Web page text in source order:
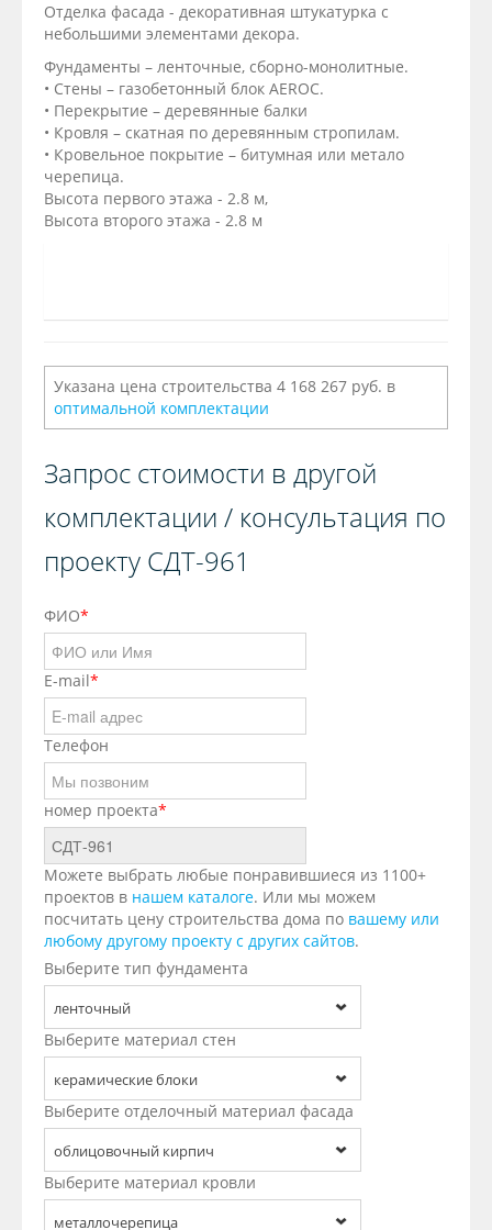
Отделка фасада - декоративная штукатурка с
небольшими элементами декора.
Фундаменты – ленточные, сборно-монолитные.
• Стены – газобетонный блок AEROC.
• Перекрытие – деревянные балки
• Кровля – скатная по деревянным стропилам.
• Кровельное покрытие – битумная или метало
черепица.
Высота первого этажа - 2.8 м,
Высота второго этажа - 2.8 м
Указана цена строительства 4 168 267 руб. в
оптимальной комплектации
Запрос стоимости в другой
комплектации / консультация по
проекту СДТ-961
ФИО*
E-mail*
Телефон
номер проекта*
Можете выбрать любые понравившиеся из 1100+
проектов в нашем каталоге. Или мы можем
посчитать цену строительства дома по вашему или
любому другому проекту с других сайтов.
Выберите тип фундамента
ленточный
Выберите материал стен
керамические блоки
Выберите отделочный материал фасада
облицовочный кирпич
Выберите материал кровли
металлочерепица